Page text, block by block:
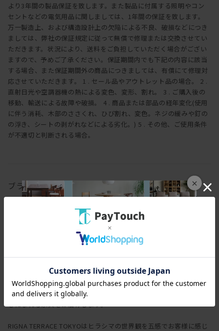
×
より3年間の製品保証を致します。また製品に付属する照明やコン
セントなどの電気用品に関しましては、1年間の保証を致します。
万一製造上、および構造設計上の欠陥による不良、破損などにつき
ましては、弊社の保証規定に従って無償で修理または交換させてい
ただきます。状況により、送料をご負担していただく場合がござい
ますので、予めご了承ください。保証期間内でも下記の内容に該当
する場合、また保証期間外の商品につきましては、有償にて修理対
応させていただきます。 1 . セール品やアウトレット品の場合。 2 .
直射日光や空調器機の熱による変色、変形、割れ。 3 . ご購入後の
移動、輸送による故障や破損。 4 . 商品または部品の経年変化(使用
に伴う消耗、木部のささくれ、ひび割れ、変色。ネジの緩みや釘の
の浮き、シートの剥がれなどによる劣化。) 5 . その他、ご使用条件
が不適切と判断される場合。
ブランド
ヒラシマ
HIRASHIMA
一瞬だとしても、一目見て ときめいたり わくわくしたり空間を
想像して楽しめたり 和んだり・・・ヒラシマは、少しでもそんな
心になれる家具をお届けします。
RIGNA TERRACE TOKYOはヒラシマの世界観を五感でお客様に感じ